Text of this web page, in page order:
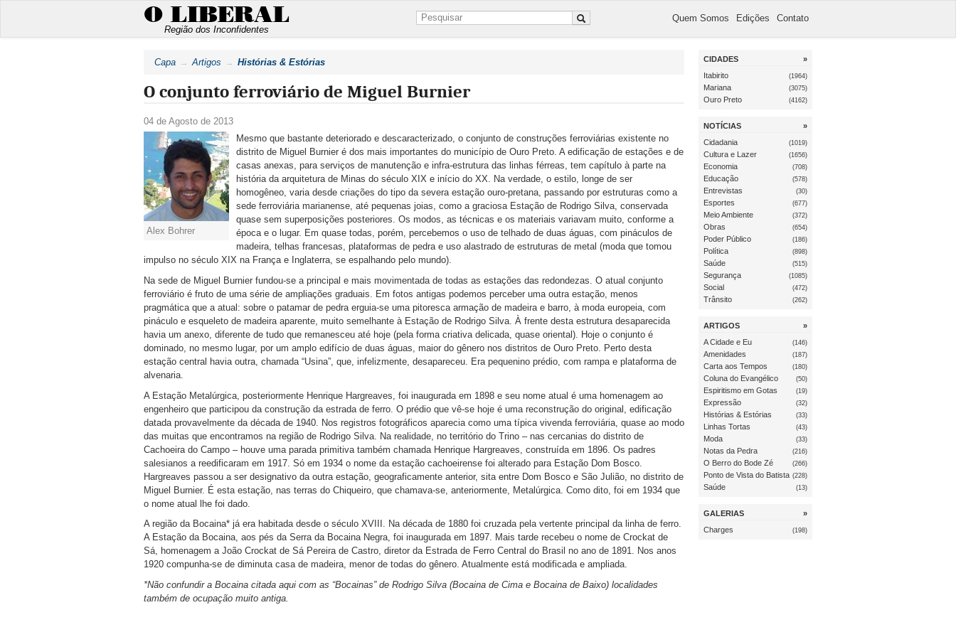
O LIBERAL
Região dos Inconfidentes
Quem Somos Edições Contato
Capa Artigos Histórias & Estórias
O conjunto ferroviário de Miguel Burnier
04 de Agosto de 2013
Alex Bohrer
Mesmo que bastante deteriorado e descaracterizado, o conjunto de construções ferroviárias existente no
distrito de Miguel Burnier é dos mais importantes do município de Ouro Preto. A edificação de estações e de
casas anexas, para serviços de manutenção e infra-estrutura das linhas férreas, tem capítulo à parte na
história da arquitetura de Minas do século XIX e início do XX. Na verdade, o estilo, longe de ser
homogêneo, varia desde criações do tipo da severa estação ouro-pretana, passando por estruturas como a
sede ferroviária marianense, até pequenas joias, como a graciosa Estação de Rodrigo Silva, conservada
quase sem superposições posteriores. Os modos, as técnicas e os materiais variavam muito, conforme a
época e o lugar. Em quase todas, porém, percebemos o uso de telhado de duas águas, com pináculos de
madeira, telhas francesas, plataformas de pedra e uso alastrado de estruturas de metal (moda que tomou
impulso no século XIX na França e Inglaterra, se espalhando pelo mundo).
Na sede de Miguel Burnier fundou-se a principal e mais movimentada de todas as estações das redondezas. O atual conjunto
ferroviário é fruto de uma série de ampliações graduais. Em fotos antigas podemos perceber uma outra estação, menos
pragmática que a atual: sobre o patamar de pedra erguia-se uma pitoresca armação de madeira e barro, à moda europeia, com
pináculo e esqueleto de madeira aparente, muito semelhante à Estação de Rodrigo Silva. À frente desta estrutura desaparecida
havia um anexo, diferente de tudo que remanesceu até hoje (pela forma criativa delicada, quase oriental). Hoje o conjunto é
dominado, no mesmo lugar, por um amplo edifício de duas águas, maior do gênero nos distritos de Ouro Preto. Perto desta
estação central havia outra, chamada “Usina”, que, infelizmente, desapareceu. Era pequenino prédio, com rampa e plataforma de
alvenaria.
A Estação Metalúrgica, posteriormente Henrique Hargreaves, foi inaugurada em 1898 e seu nome atual é uma homenagem ao
engenheiro que participou da construção da estrada de ferro. O prédio que vê-se hoje é uma reconstrução do original, edificação
datada provavelmente da década de 1940. Nos registros fotográficos aparecia como uma típica vivenda ferroviária, quase ao modo
das muitas que encontramos na região de Rodrigo Silva. Na realidade, no território do Trino – nas cercanias do distrito de
Cachoeira do Campo – houve uma parada primitiva também chamada Henrique Hargreaves, construída em 1896. Os padres
salesianos a reedificaram em 1917. Só em 1934 o nome da estação cachoeirense foi alterado para Estação Dom Bosco.
Hargreaves passou a ser designativo da outra estação, geograficamente anterior, sita entre Dom Bosco e São Julião, no distrito de
Miguel Burnier. É esta estação, nas terras do Chiqueiro, que chamava-se, anteriormente, Metalúrgica. Como dito, foi em 1934 que
o nome atual lhe foi dado.
A região da Bocaina* já era habitada desde o século XVIII. Na década de 1880 foi cruzada pela vertente principal da linha de ferro.
A Estação da Bocaina, aos pés da Serra da Bocaina Negra, foi inaugurada em 1897. Mais tarde recebeu o nome de Crockat de
Sá, homenagem a João Crockat de Sá Pereira de Castro, diretor da Estrada de Ferro Central do Brasil no ano de 1891. Nos anos
1920 compunha-se de diminuta casa de madeira, menor de todas do gênero. Atualmente está modificada e ampliada.
*Não confundir a Bocaina citada aqui com as “Bocainas” de Rodrigo Silva (Bocaina de Cima e Bocaina de Baixo) localidades
também de ocupação muito antiga.
CIDADES
»
Itabirito
(1964)
Mariana (3075)
Ouro Preto (4162)
NOTÍCIAS
»
Cidadania
(1019)
Cultura e Lazer (1656)
Economia (708)
Educação (578)
Entrevistas (30)
Esportes (677)
Meio Ambiente (372)
Obras (654)
Poder Público (186)
Política (898)
Saúde (515)
Segurança (1085)
Social (472)
Trânsito (262)
ARTIGOS
»
A Cidade e Eu
(146)
Amenidades (187)
Carta aos Tempos (180)
Coluna do Evangélico (50)
Espiritismo em Gotas (19)
Expressão (32)
Histórias & Estórias (33)
Linhas Tortas (43)
Moda (33)
Notas da Pedra (216)
O Berro do Bode Zé (266)
Ponto de Vista do Batista (228)
Saúde (13)
GALERIAS
»
Charges
(198)